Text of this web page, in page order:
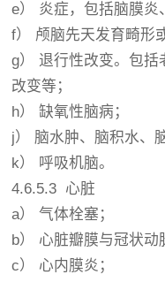
e） 炎症，包括脑膜炎
f） 颅脑先天发育畸形
g） 退行性改变。包括
改变等；
h） 缺氧性脑病；
j） 脑水肿、脑积水、
k） 呼吸机脑。
4.6.5.3 心脏
a） 气体栓塞；
b） 心脏瓣膜与冠状动
c） 心内膜炎；